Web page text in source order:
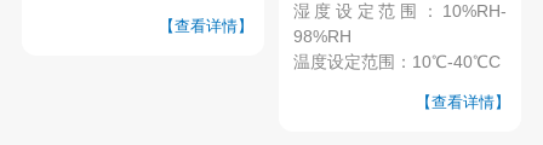
【查看详情】
湿度设定范围：10%RH-
98%RH
温度设定范围：10℃-40℃C
【查看详情】